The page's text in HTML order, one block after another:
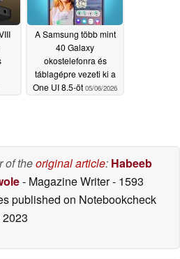
A Samsung több mint
40 Galaxy
okostelefonra és
táblagépre vezeti ki a
One UI 8.5-öt 05/06/2026
of theoriginal article: Habeeb
- Magazine Writer- 1593
published on Notebookcheck